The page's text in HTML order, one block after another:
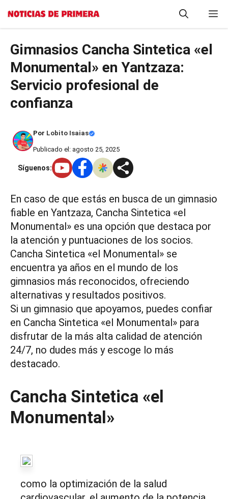
Saltar
Gimnasios Cancha Sintetica «el
Monumental» en Yantzaza:
Servicio profesional de
confianza
Por Lobito Isaias
Publicado el: agosto 25, 2025
Síguenos:
En caso de que estás en busca de un gimnasio
fiable en Yantzaza, Cancha Sintetica «el
Monumental» es una opción que destaca por
la atención y puntuaciones de los socios.
Cancha Sintetica «el Monumental» se
encuentra ya años en el mundo de los
gimnasios más reconocidos, ofreciendo
alternativas y resultados positivos.
Si un gimnasio que apoyamos, puedes confiar
en Cancha Sintetica «el Monumental» para
disfrutar de la más alta calidad de atención
24/7, no dudes más y escoge lo más
destacado.
Cancha Sintetica «el
Monumental»
como la optimización de la salud